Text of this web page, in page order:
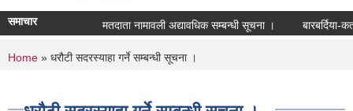
समाचार मतदाता नामावली अद्यावधिक सम्बन्धी सूचना ।
You are here
Home » धरौटी सदरस्याहा गर्ने सम्बन्धी सूचना ।